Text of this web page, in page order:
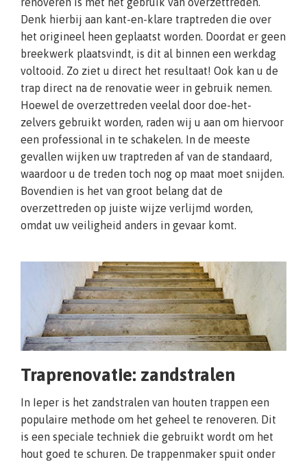
Denk hierbij aan kant-en-klare traptreden die over
het origineel heen geplaatst worden. Doordat er geen
breekwerk plaatsvindt, is dit al binnen een werkdag
voltooid. Zo ziet u direct het resultaat! Ook kan u de
trap direct na de renovatie weer in gebruik nemen.
Hoewel de overzettreden veelal door doe-het-
zelvers gebruikt worden, raden wij u aan om hiervoor
een professional in te schakelen. In de meeste
gevallen wijken uw traptreden af van de standaard,
waardoor u de treden toch nog op maat moet snijden.
Bovendien is het van groot belang dat de
overzettreden op juiste wijze verlijmd worden,
omdat uw veiligheid anders in gevaar komt.
Traprenovatie: zandstralen
In Ieper is het zandstralen van houten trappen een
populaire methode om het geheel te renoveren. Dit
is een speciale techniek die gebruikt wordt om het
hout goed te schuren. De trappenmaker spuit onder